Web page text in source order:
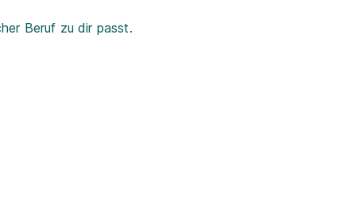
Beruf zu dir passt.